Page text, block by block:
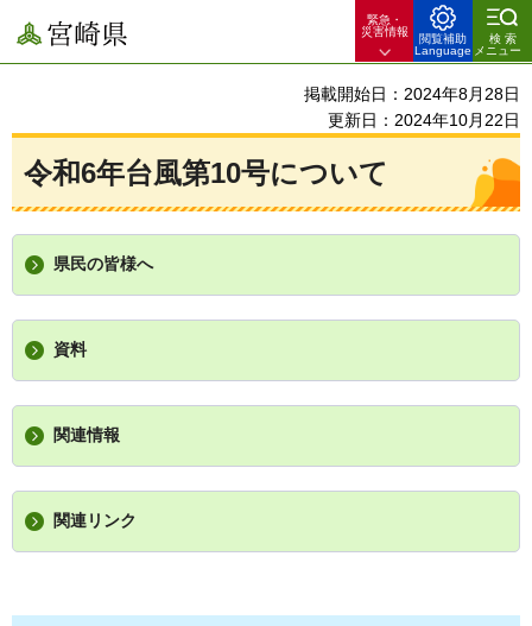
宮崎県
緊急・
災害情報
閲覧補助
Language
検索
メニュー
掲載開始日：2024年8月28日
更新日：2024年10月22日
令和6年台風第10号について
県民の皆様へ
資料
関連情報
関連リンク